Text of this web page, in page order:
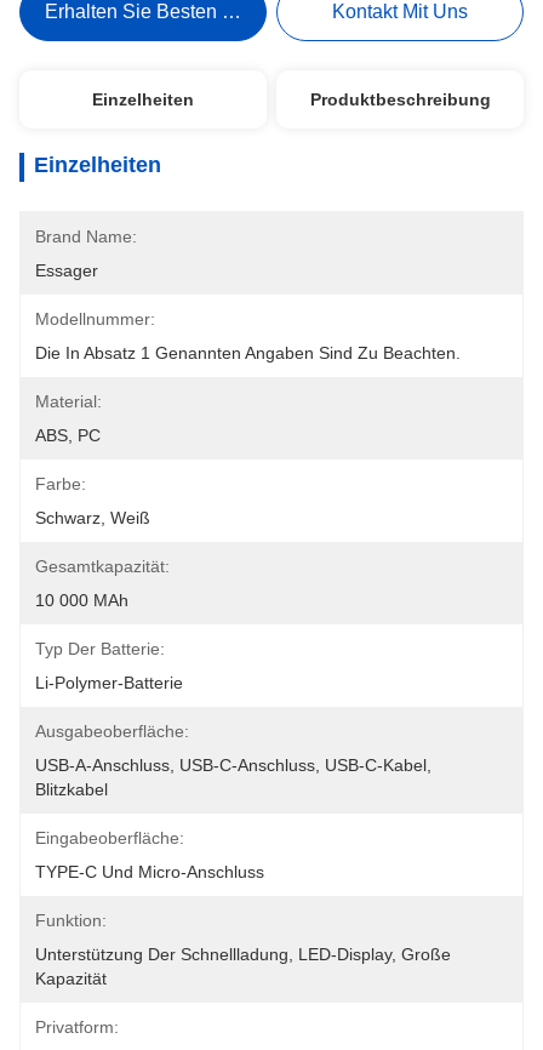
Erhalten Sie Besten Preis Kontakt Mit Uns
Einzelheiten Produktbeschreibung
Einzelheiten
Brand Name:
Essager
Modellnummer:
Die In Absatz 1 Genannten Angaben Sind Zu Beachten.
Material:
ABS, PC
Farbe:
Schwarz, Weiß
Gesamtkapazität:
10 000 MAh
Typ Der Batterie:
Li-Polymer-Batterie
Ausgabeoberfläche:
USB-A-Anschluss, USB-C-Anschluss, USB-C-Kabel,
Blitzkabel
Eingabeoberfläche:
TYPE-C Und Micro-Anschluss
Funktion:
Unterstützung Der Schnellladung, LED-Display, Große
Kapazität
Privatform: